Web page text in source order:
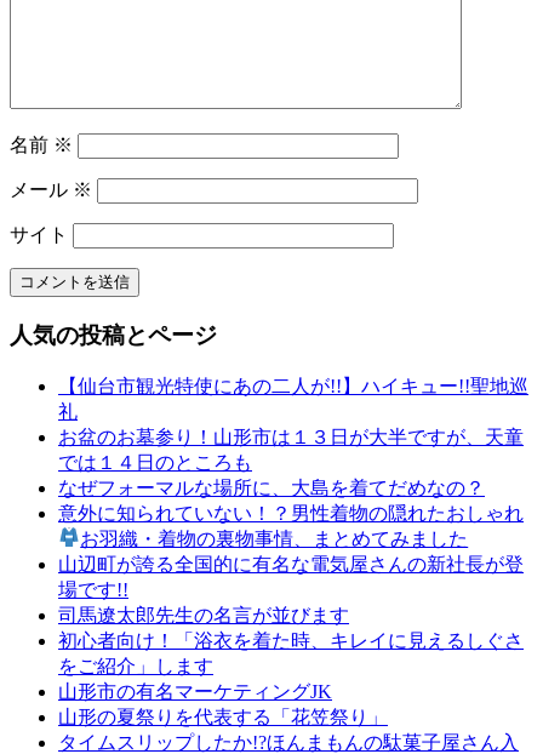
名前 ※
メール ※
サイト
人気の投稿とページ
【仙台市観光特使にあの二人が!!】ハイキュー!!聖地巡
礼
お盆のお墓参り！山形市は１３日が大半ですが、天童
では１４日のところも
なぜフォーマルな場所に、大島を着てだめなの？
意外に知られていない！？男性着物の隠れたおしゃれ
お羽織・着物の裏物事情、まとめてみました
山辺町が誇る全国的に有名な電気屋さんの新社長が登
場です!!
司馬遼太郎先生の名言が並びます
初心者向け！「浴衣を着た時、キレイに見えるしぐさ
をご紹介」します
山形市の有名マーケティングJK
山形の夏祭りを代表する「花笠祭り」
タイムスリップしたか!?ほんまもんの駄菓子屋さん入